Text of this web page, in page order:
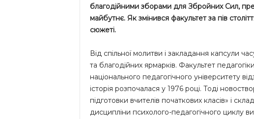
благодійними зборами для Збройних Сил,
майбутнє. Як змінився факультет за пів
сюжеті.
Від спільної молитви і закладання капсули
та благодійних ярмарків. Факультет
національного педагогічного університету
історія розпочалася у 1976 році. Тоді
підготовки вчителів початкових класів» і
дисципліни психолого-педагогічного циклу